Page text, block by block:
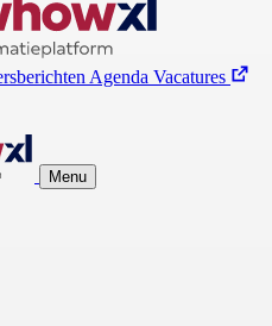
Agenda Vacatures
Menu